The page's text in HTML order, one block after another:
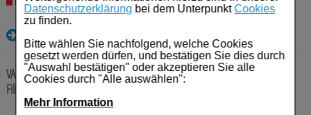
Datenschutzerklärung bei dem Unterpunkt Cookies
zu finden.
Bitte wählen Sie nachfolgend, welche Cookies
gesetzt werden dürfen, und bestätigen Sie dies durch
"Auswahl bestätigen" oder akzeptieren Sie alle
Cookies durch "Alle auswählen":
Mehr Information
Nicht lieferbar
Details
VALSARTAN/HCT Mylan 320 mg/25 mg Filmtabletten56 St
Filmtabletten